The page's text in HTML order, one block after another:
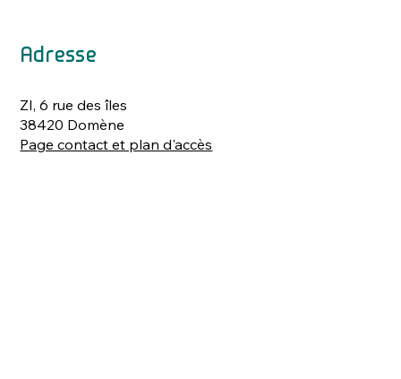
Adresse
ZI, 6 rue des îles
38420 Domène
Page contact et plan d'accès